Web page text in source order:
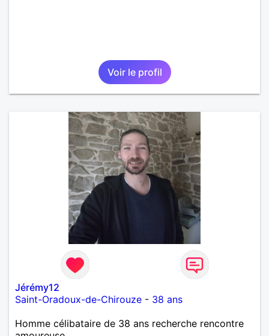
Voir le profil
Jérémy12
Saint-Oradoux-de-Chirouze - 38 ans
Homme célibataire de 38 ans recherche rencontre